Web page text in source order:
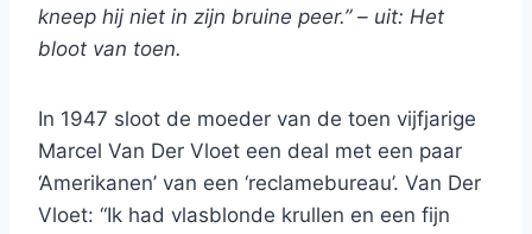
kneep hij niet in zijn bruine peer.” – uit: Het
bloot van toen.
In 1947 sloot de moeder van de toen vijfjarige
Marcel Van Der Vloet een deal met een paar
‘Amerikanen’ van een ‘reclamebureau’. Van Der
Vloet: “Ik had vlasblonde krullen en een fijn